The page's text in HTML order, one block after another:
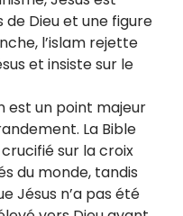
Dieu et une figure
l’islam rejette
et insiste sur le
est un point majeur
La Bible
sur la croix
du monde, tandis
Jésus n’a pas été